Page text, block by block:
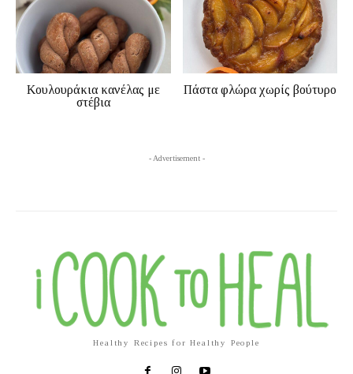
Κουλουράκια κανέλας με
στέβια
Πάστα φλώρα χωρίς βούτυρο
- Advertisement -
Healthy Recipes for Healthy People